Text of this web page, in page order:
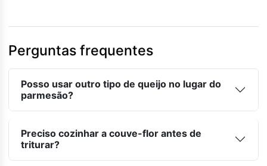
Perguntas frequentes
Posso usar outro tipo de queijo no lugar do
parmesão?
Preciso cozinhar a couve-flor antes de
triturar?